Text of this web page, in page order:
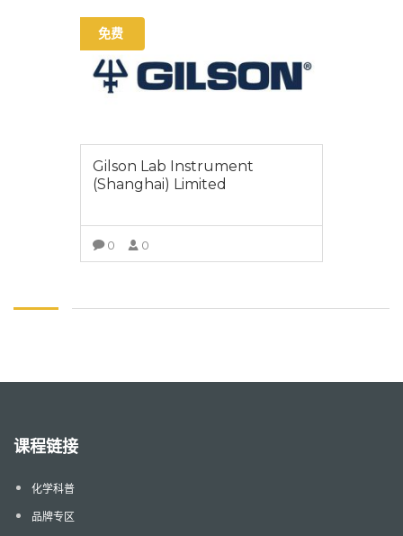
免费
Gilson Lab Instrument
(Shanghai) Limited
0 0
课程链接
化学科普
品牌专区